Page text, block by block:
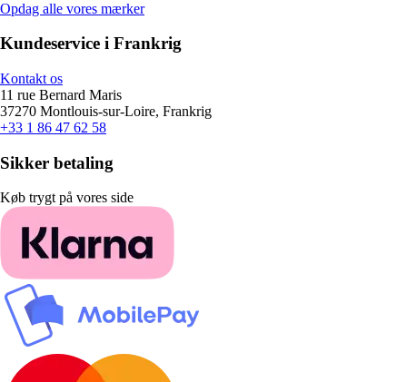
Opdag alle vores mærker
Kundeservice i Frankrig
Kontakt os
11 rue Bernard Maris
37270 Montlouis-sur-Loire, Frankrig
+33 1 86 47 62 58
Sikker betaling
Køb trygt på vores side